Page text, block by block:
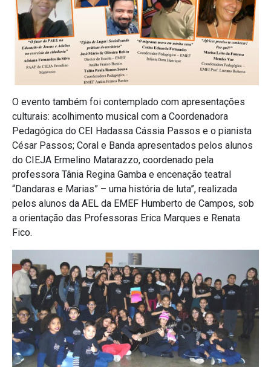
O evento também foi contemplado com apresentações
culturais: acolhimento musical com a Coordenadora
Pedagógica do CEI Hadassa Cássia Passos e o pianista
César Passos; Coral e Banda apresentados pelos alunos
do CIEJA Ermelino Matarazzo, coordenado pela
professora Tânia Regina Gamba e encenação teatral
“Dandaras e Marias” – uma história de luta”, realizada
pelos alunos da AEL da EMEF Humberto de Campos, sob
a orientação das Professoras Erica Marques e Renata
Fico.